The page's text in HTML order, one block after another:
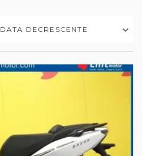
DATA DECRESCENTE